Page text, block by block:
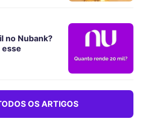
no Nubank?
esse
OS ARTIGOS